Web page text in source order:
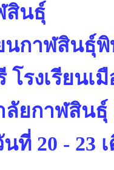
สินธุ์
นกาฬสินธุ์พิ
โรงเรียนเ
ลัยกาฬสินธุ์
นที่ 20 - 23